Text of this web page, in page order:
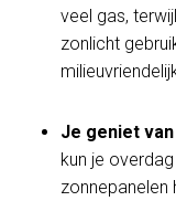
veel gas,
zonlicht
Je geniet
kun je
zonnepanelen